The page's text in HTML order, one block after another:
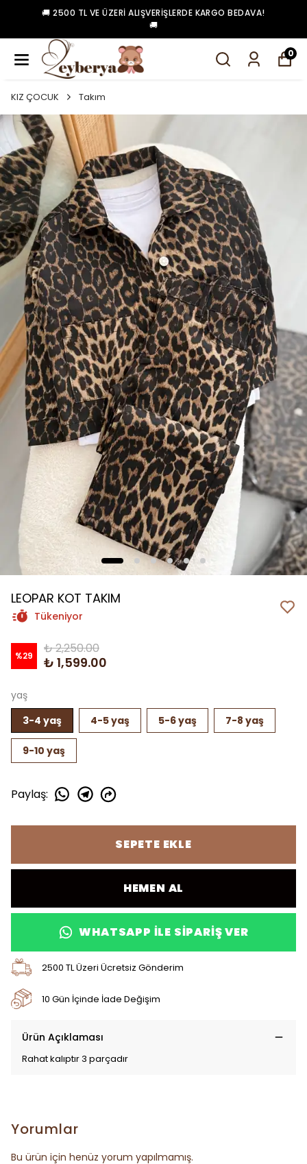
🚚 2500 TL VE ÜZERI ALIŞVERIŞLERDE KARGO BEDAVA!
🚚
0
KIZ ÇOCUK Takım
LEOPAR KOT TAKIM
Tükeniyor
%29 ₺ 2,250.00
₺ 1,599.00
yaş
3-4 yaş
4-5 yaş 5-6 yaş 7-8 yaş
9-10 yaş
Paylaş:
SEPETE EKLE
HEMEN AL
WHATSAPP ILE SIPARIŞ VER
2500 TL Üzeri Ücretsiz Gönderim
10 Gün İçinde İade Değişim
Ürün Açıklaması
Rahat kalıptır 3 parçadır
Yorumlar
Bu ürün için henüz yorum yapılmamış.